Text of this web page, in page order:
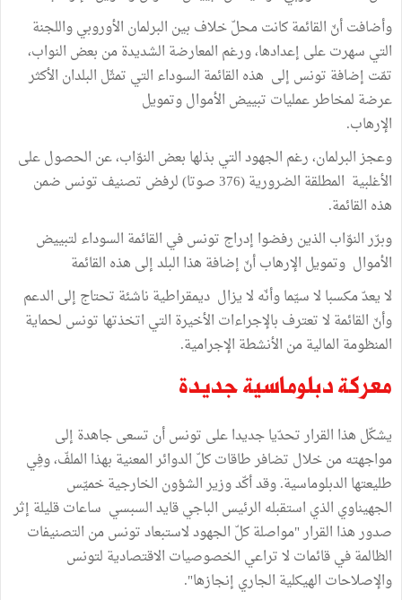
وأضافت أنّ القائمة كانت محلّ خلاف بين البرلمان الأوروبي واللجنة
التي سهرت على إعدادها، ورغم المعارضة الشديدة من بعض النواب،
تمّت إضافة تونس إلى هذه القائمة السوداء التي تمثّل البلدان الأكثر
عرضة لمخاطر عمليات تبييض الأموال وتمويل
الإرهاب.
وعجز البرلمان، رغم الجهود التي بذلها بعض النوّاب، عن الحصول على
الأغلبية المطلقة الضرورية (376 صوتا) لرفض تصنيف تونس ضمن
هذه القائمة.
وبرّر النوّاب الذين رفضوا إدراج تونس في القائمة السوداء لتبييض
الأموال وتمويل الإرهاب أنّ إضافة هذا البلد إلى هذه القائمة
لا يعدّ مكسبا لا سيّما وأنّه لا يزال ديمقراطية ناشئة تحتاج إلى الدعم
وأنّ القائمة لا تعترف بالإجراءات الأخيرة التي اتخذتها تونس لحماية
المنظومة المالية من الأنشطة الإجرامية.
معركة دبلوماسية جديدة
يشكّل هذا القرار تحدّيا جديدا على تونس أن تسعى جاهدة إلى
مواجهته من خلال تضافر طاقات كلّ الدوائر المعنية بهذا الملفّ، وفِي
طليعتها الدبلوماسية. وقد أكّد وزير الشؤون الخارجية خميّس
الجهيناوي الذي استقبله الرئيس الباجي قايد السبسي ساعات قليلة إثر
صدور هذا القرار "مواصلة كلّ الجهود لاستبعاد تونس من التصنيفات
الظالمة في قائمات لا تراعي الخصوصيات الاقتصادية لتونس
والإصلاحات الهيكلية الجاري إنجازها".